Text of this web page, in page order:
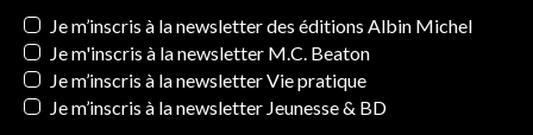
Newsletters
Je m’inscris à la newsletter des éditions Albin Michel
Je m'inscris à la newsletter M.C. Beaton
Je m’inscris à la newsletter Vie pratique
Je m’inscris à la newsletter Jeunesse & BD